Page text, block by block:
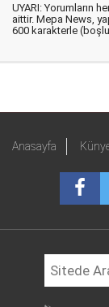
UYARI: Yorumların
aittir. Mepa News,
600 karakterle
Anasayfa